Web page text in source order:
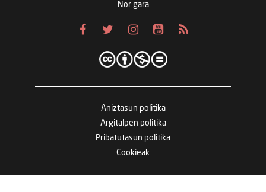
Nor gara
Aniztasun politika
Argitalpen politika
Pribatutasun politika
Cookieak